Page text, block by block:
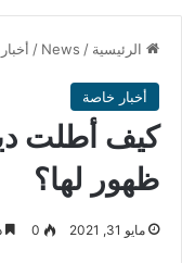
الرئيسية /
News
/
أخبار خاصة
كيف أطلت
ظهور لها؟
مايو 31, 2021 0